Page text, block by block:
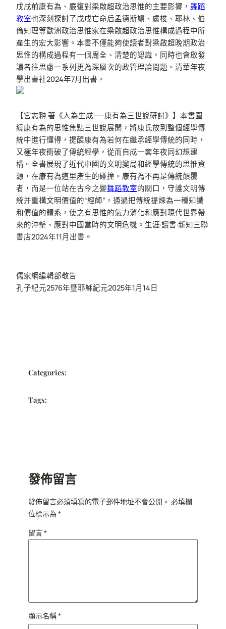
戊戌前康有為、嚴復對梁啟超政治思惟的主要影響， 舞蹈
教室也深刻探討了戊戌亡命后孟德斯鳩、盧梭、耶林、伯
倫知理等歐洲政治思惟家在梁啟超政治思惟構成過程中所
產生的宏大影響。本書不僅能夠使讀者對梁啟超晚期政治
思惟的構成過程有一個周全、清楚的認識，同時也會啟發
讀者往思慮一系列更為深層次的政管理論問題。清華年夜
學出書社2024年7月出書。
【宮志翀 著《人為生成——康有為三世說研討》】本書圍
繞康有為的思惟焦點三世說展開，將康氏放到整個經學傳
統中進行懂得，提醒康有為若何在繼承經學傳統的同時，
又極年夜衝破了傳統經學，從而自成一套年夜同幻想建
構。全書展現了近代中國的文明變局和經學傳統的思惟資
源，在康有為這里產生的碰撞。康有為不再是傳統顛覆
者，而是一位站在古今之變舞蹈教室的關口，守護文明傳
統并重構文明價值的“經師”，通過把傳統提煉為一種知識
和價值的體系，使之有思惟的氣力消化和應對現代世界帶
來的沖擊、應對中國當時的文明危機。生涯·讀書·新知三聯
書店2024年11月出書。
儒家網編輯部敬告
孔子紀元2576年暨耶穌紀元2025年1月14日
Categories:
Tags:
發佈留言
發佈留言必須填寫的電子郵件地址不會公開。 必填欄
位標示為*
留言*
顯示名稱*